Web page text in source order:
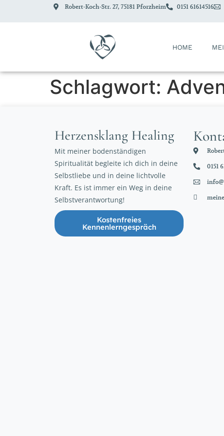
Robert-Koch-Str. 27, 75181 Pforzheim 0151 61614516
HOME
Schlagwort:
Herzensklang Healing
Mit meiner bodenständigen
Spiritualität begleite ich dich in deine
Selbstliebe und in deine lichtvolle
Kraft. Es ist immer ein Weg in deine
Selbstverantwortung!
Kostenfreies
Kennenlerngespräch
0151